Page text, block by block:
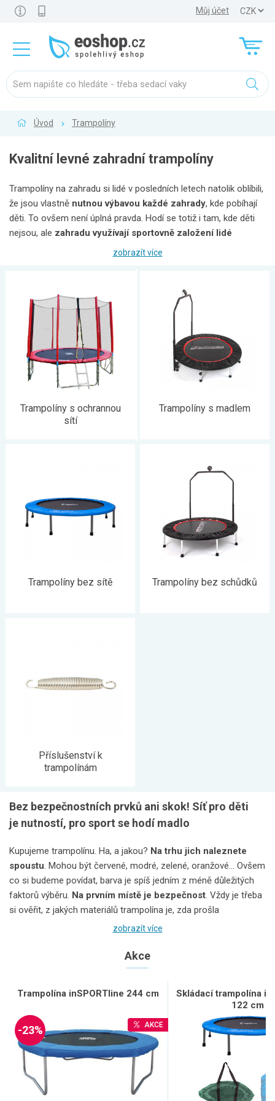
Můj účet
Úvod Trampolíny
Kvalitní levné zahradní trampolíny
Trampolíny na zahradu si lidé v posledních letech natolik oblíbili,
že jsou vlastně nutnou výbavou každé zahrady, kde pobíhají
děti. To ovšem není úplná pravda. Hodí se totiž i tam, kde děti
nejsou, ale zahradu využívají sportovně založení lidé
. Stabilní konstrukce kvalitních trampolín totiž
za skvělé ceny
. Navíc můžete vybírat i podle toho,
trampolínu plánujete užívat
. Bude spíš zdrojem zábavy pro
všechny děti z ulice nebo vaším soukromým fitkem? Kvality se
bát nemusíte, všechny naše trampolíny jsou totiž vybaveny
certifikátem bezpečnosti
, takže můžete veseleskákat bez
obav.
zobrazít více
Trampolíny s ochrannou
sítí
Trampolíny s madlem
Trampolíny bez sítě Trampolíny bez schůdků
Příslušenství k
trampolínám
Bez bezpečnostních prvků ani skok! Síť pro děti
je nutností, pro sport se hodí madlo
Kupujeme trampolínu. Ha, a jakou? Na trhu jich naleznete
spoustu. Mohou být červené, modré, zelené, oranžové... Ovšem
co si budeme povídat, barva je spíš jedním z méně důležitých
faktorů výběru. Na prvním místě je bezpečnost. Vždy je třeba
si ověřit, z jakých materiálů trampolína je, zda prošla
zátěžovými testy a je vybavenacertifikátem bezpečnosti
bezpečnostními prvky jako jeochranná síť, schůdky nebo
. U sportovních menších trampolín by zase nemělo
Pokud zmíněné prvky nejsou součástí balení, mělo by být
možné tyto prvky dokoupit v rámci dodatečnéhopříslušenství.
Před výběrem v první řadě zvažtezpůsob využití a také
možnosti prostoru
, kam ji umístíte. Kolem trampolíny by měl
být po celém jejím obvodu volný prostor o šíři alespoň
1 m. Trampolínu umisťujte vždy na rovný měkčí povrch , nejlépe
zobrazít více
Akce
Trampolína inSPORTline 244 cm
AKCE
-23%
Skládací trampolína
122 cm